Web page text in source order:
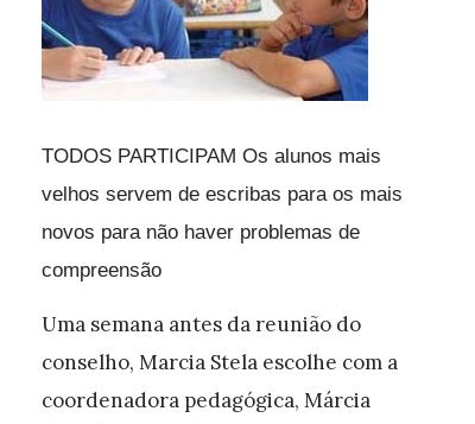
TODOS PARTICIPAM Os alunos mais
velhos servem de escribas para os mais
novos para não haver problemas de
compreensão
Uma semana antes da reunião do
conselho, Marcia Stela escolhe com a
coordenadora pedagógica, Márcia